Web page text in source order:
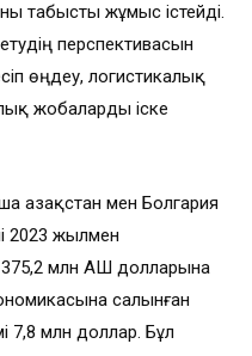
табысты жұмыс істейді.
перспективасын
өңдеу, логистикалық
жобаларды іске
мен Болгария
2023 жылмен
млн АҚШ долларына
салынған
7,8 млн доллар. Бұл